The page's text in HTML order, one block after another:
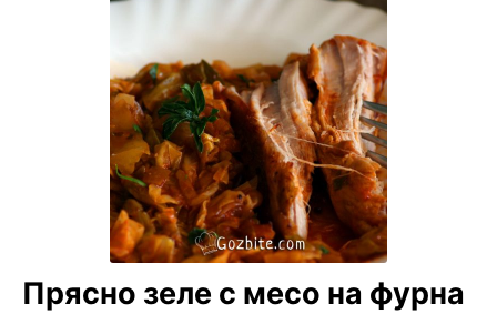
Прясно зеле с месо на фурна